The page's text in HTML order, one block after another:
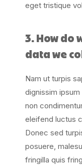
eget tristique
3. How do
data we
Nam ut turpis
dignissim
non
eleifend luctus
Donec sed
posuere,
fringilla quis